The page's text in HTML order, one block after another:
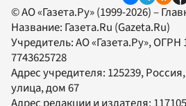
© АО «Газета.Ру» (1999-2026) –
Название: Газета.Ru (Gazeta.Ru)
Учредитель:АО «Газета.Ру», ОГРН
7743625728
Адрес учредителя: 125239,
улица, дом 67